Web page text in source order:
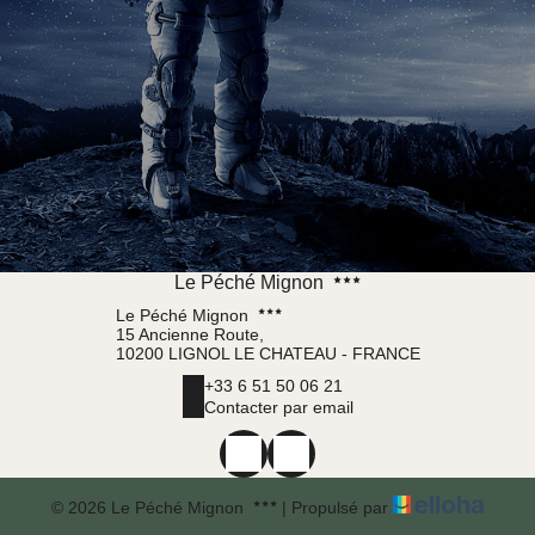
Le Péché Mignon
Le Péché Mignon
15 Ancienne Route,
10200 LIGNOL LE CHATEAU - FRANCE
+33 6 51 50 06 21
Contacter par email
© 2026 Le Péché Mignon | Propulsé par